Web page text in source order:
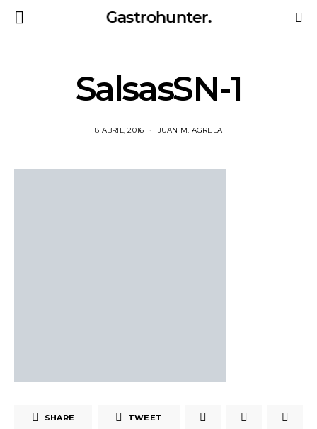
Gastrohunter.
SalsasSN-1
8 ABRIL, 2016 JUAN M. AGRELA
SHARE TWEET